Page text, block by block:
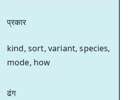
प्रकार
kind, sort, variant, species,
mode, how
ढंग